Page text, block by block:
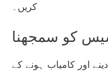
کریں۔
کو سمجھنا
اور کامیاب ہونے کے